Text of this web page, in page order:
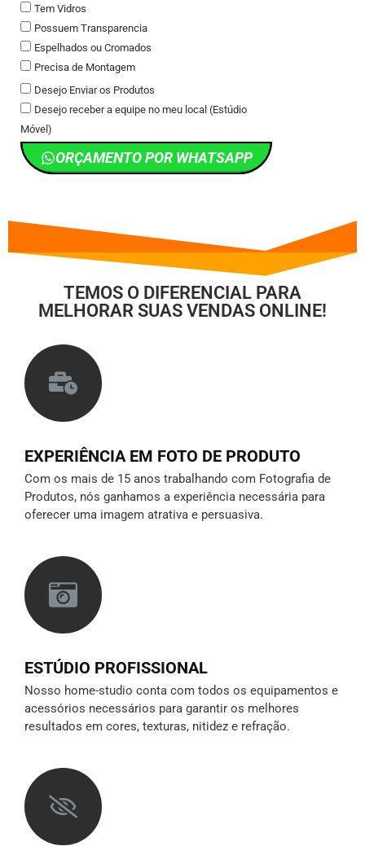
Tem Vidros
Possuem Transparencia
Espelhados ou Cromados
Precisa de Montagem
Desejo Enviar os Produtos
Desejo receber a equipe no meu local (Estúdio
Móvel)
ORÇAMENTO POR WHATSAPP
TEMOS O DIFERENCIAL PARA
MELHORAR SUAS VENDAS ONLINE!
EXPERIÊNCIA EM FOTO DE PRODUTO
Com os mais de 15 anos trabalhando com Fotografia de
Produtos, nós ganhamos a experiência necessária para
oferecer uma imagem atrativa e persuasiva.
ESTÚDIO PROFISSIONAL
Nosso home-studio conta com todos os equipamentos e
acessórios necessários para garantir os melhores
resultados em cores, texturas, nitidez e refração.